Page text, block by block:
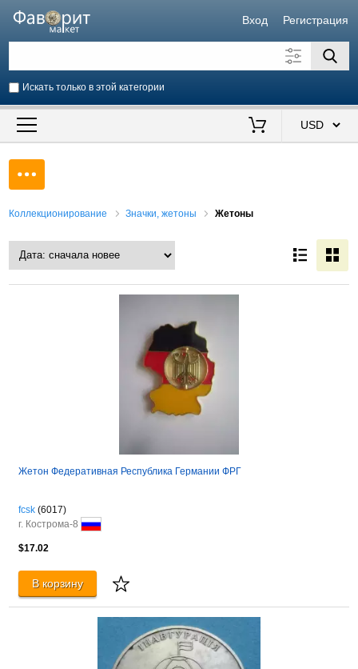
Вход Регистрация
Искать только в этой категории
Искать также в описании
Продавец
Коллекционирование Значки, жетоны Жетоны
Жетон Федеративная Республика Германии ФРГ
fcsk (6017)
г. Кострома-8
$17.02
В корзину